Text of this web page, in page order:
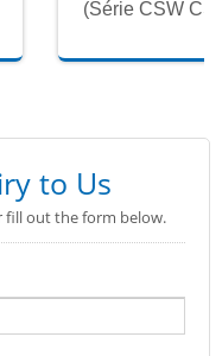
(Série CSW